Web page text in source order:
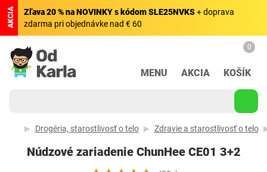
AKCIA Zľava 20 % na NOVINKY s kódom SLE25NVKS+ doprava
zdarma pri objednávke nad € 60
MENU AKCIA
0
KOŠÍK
Drogéria, starostlivosť o telo Zdravie a starostlivosť o telo
Núdzové zariadenie ChunHee CE01 3+2